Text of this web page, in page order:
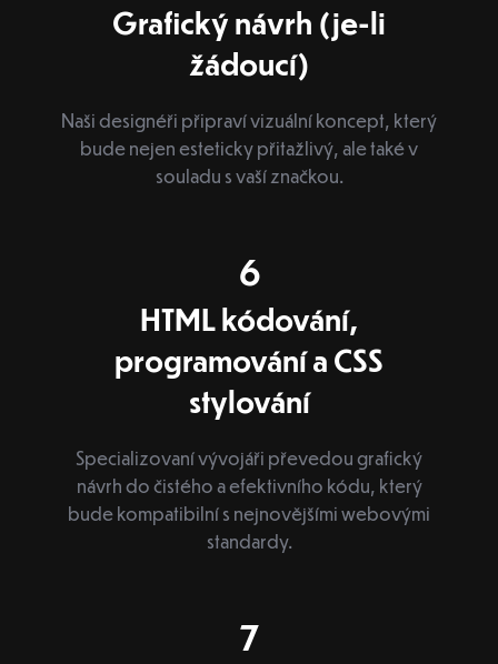
Grafický návrh (je-li
žádoucí)
Naši designéři připraví vizuální koncept, který
bude nejen esteticky přitažlivý, ale také v
souladu s vaší značkou.
6
HTML kódování,
programování a CSS
stylování
Specializovaní vývojáři převedou grafický
návrh do čistého a efektivního kódu, který
bude kompatibilní s nejnovějšími webovými
standardy.
7